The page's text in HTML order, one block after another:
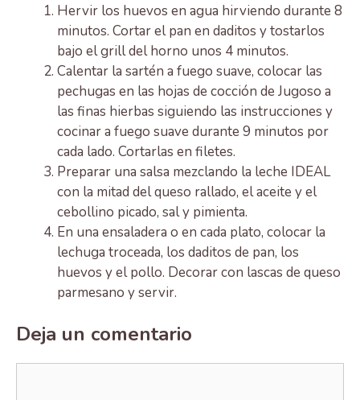
Hervir los huevos en agua hirviendo durante 8
minutos. Cortar el pan en daditos y tostarlos
bajo el grill del horno unos 4 minutos.
Calentar la sartén a fuego suave, colocar las
pechugas en las hojas de cocción de Jugoso a
las finas hierbas siguiendo las instrucciones y
cocinar a fuego suave durante 9 minutos por
cada lado. Cortarlas en filetes.
Preparar una salsa mezclando la leche IDEAL
con la mitad del queso rallado, el aceite y el
cebollino picado, sal y pimienta.
En una ensaladera o en cada plato, colocar la
lechuga troceada, los daditos de pan, los
huevos y el pollo. Decorar con lascas de queso
parmesano y servir.
Deja un comentario